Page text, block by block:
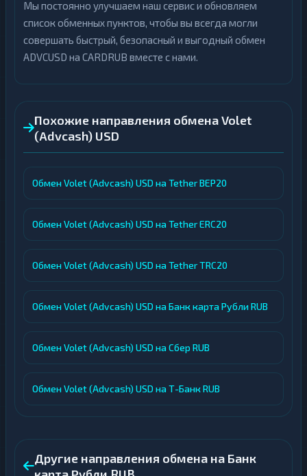
Мы постоянно улучшаем наш сервис и обновляем
список обменных пунктов, чтобы вы всегда могли
совершать быстрый, безопасный и выгодный обмен
ADVCUSD на CARDRUB вместе с нами.
Похожие направления обмена Volet
(Advcash) USD
Обмен Volet (Advcash) USD на Tether BEP20
Обмен Volet (Advcash) USD на Tether ERC20
Обмен Volet (Advcash) USD на Tether TRC20
Обмен Volet (Advcash) USD на Банк карта Рубли RUB
Обмен Volet (Advcash) USD на Сбер RUB
Обмен Volet (Advcash) USD на Т-Банк RUB
Другие направления обмена на Банк